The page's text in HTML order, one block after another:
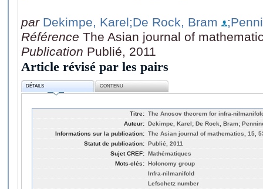
par Dekimpe, Karel;De Rock, Bram
Référence The Asian journal of
Publication Publié, 2011
Article révisé par les pairs
DÉTAILS CONTENU
Titre: The Anosov theorem for infra-
Auteur: Dekimpe, Karel; De Rock, Bram;
Informations sur la publication: The Asian journal of mathematics, 15,
Statut de publication: Publié, 2011
Sujet CREF: Mathématiques
Mots-clés: Holonomy group
Infra-nilmanifold
Lefschetz number